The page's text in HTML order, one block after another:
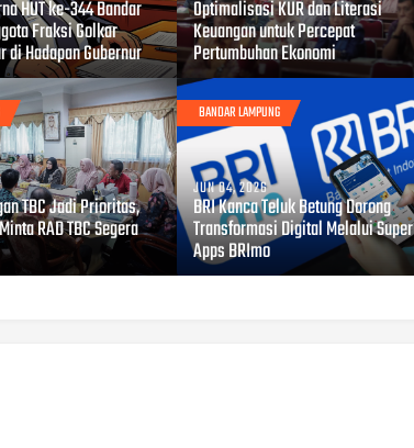
HUT ke-344 Bandar
Fraksi Golkar
Hadapan Gubernur
Optimalisasi KUR dan Literasi
Keuangan untuk Percepat
Pertumbuhan Ekonomi
TBC Jadi Prioritas,
RAD TBC Segera
BANDAR LAMPUNG
JUN 04, 2026
BRI Kanca Teluk Betung Dorong
Transformasi Digital Melalui Super
Apps BRImo